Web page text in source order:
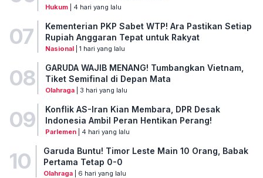
Hukum| 4 hari yang lalu
07
Kementerian PKP Sabet WTP! Ara Pastikan Setiap
Rupiah Anggaran Tepat untuk Rakyat
Nasional| 1 hari yang lalu
08
GARUDA WAJIB MENANG! Tumbangkan Vietnam,
Tiket Semifinal di Depan Mata
Olahraga| 3 hari yang lalu
09
Konflik AS-Iran Kian Membara, DPR Desak
Indonesia Ambil Peran Hentikan Perang!
Parlemen| 4 hari yang lalu
10
Garuda Buntu! Timor Leste Main 10 Orang, Babak
Pertama Tetap 0-0
Olahraga| 6 hari yang lalu